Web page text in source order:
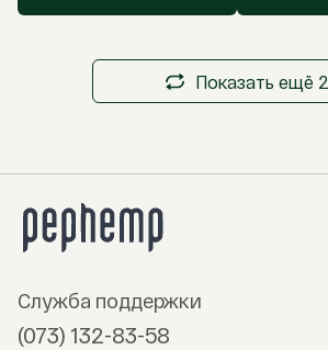
Показать ещё 2
Служба поддержки
(073) 132-83-58